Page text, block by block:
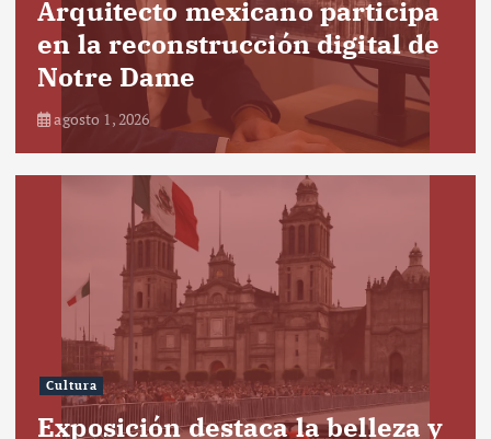
Arquitecto mexicano participa
en la reconstrucción digital de
Notre Dame
agosto 1, 2026
Cultura
Exposición destaca la belleza y